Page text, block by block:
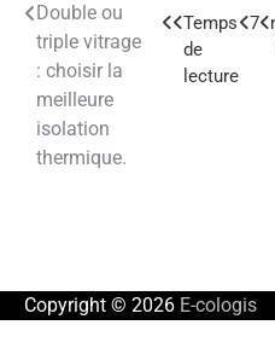
Navigation
de
l’article
Double ou
triple vitrage
: choisir la
meilleure
isolation
thermique.
Copyright © 2026 E-cologis